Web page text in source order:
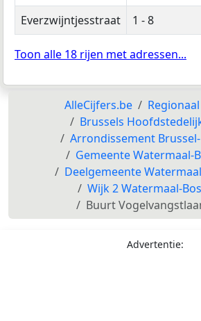
Everzwijntjesstraat
1 - 8
Toon alle 18 rijen met adressen...
AlleCijfers.be Regionaal
Brussels
Arrondissement
Gemeente Watermaal-
Deelgemeente
Wijk 2 Watermaal-
Buurt
Advertentie: